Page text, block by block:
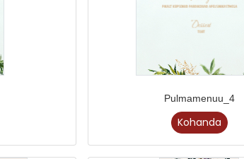
Pulmamenuu_4
Kohanda